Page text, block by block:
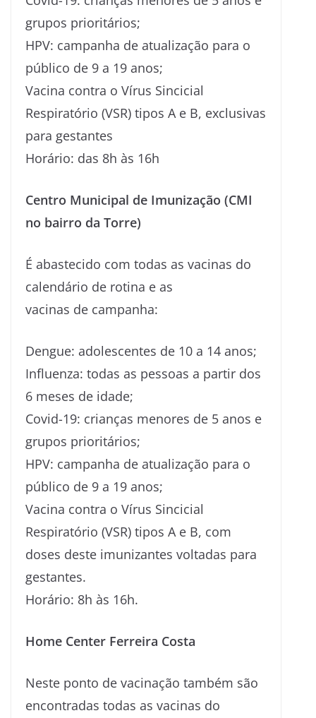
grupos prioritários;
HPV: campanha de atualização para o
público de 9 a 19 anos;
Vacina contra o Vírus Sincicial
Respiratório (VSR) tipos A e B, exclusivas
para gestantes
Horário: das 8h às 16h
Centro Municipal de Imunização (CMI
no bairro da Torre)
É abastecido com todas as vacinas do
calendário de rotina e as
vacinas de campanha:
Dengue: adolescentes de 10 a 14 anos;
Influenza: todas as pessoas a partir dos
6 meses de idade;
Covid-19: crianças menores de 5 anos e
grupos prioritários;
HPV: campanha de atualização para o
público de 9 a 19 anos;
Vacina contra o Vírus Sincicial
Respiratório (VSR) tipos A e B, com
doses deste imunizantes voltadas para
gestantes.
Horário: 8h às 16h.
Home Center Ferreira Costa
Neste ponto de vacinação também são
encontradas todas as vacinas do